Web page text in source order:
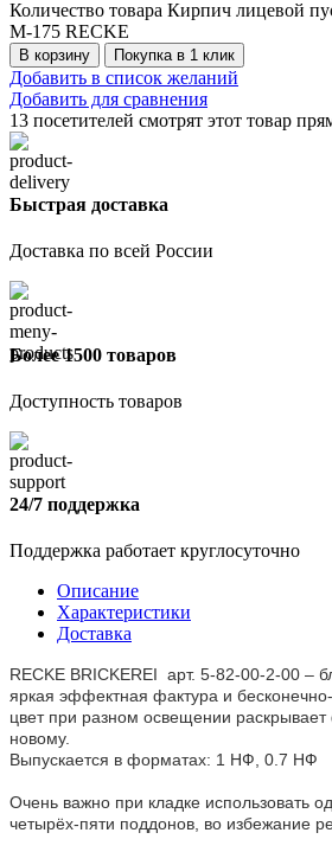
Количество товара Кирпич лицевой
М-175 RECKE
В корзину Покупка в 1 клик
Добавить в список желаний
Добавить для сравнения
13 посетителей смотрят этот товар
Быстрая доставка
Доставка по всей России
Более 1500 товаров
Доступность товаров
24/7 поддержка
Поддержка работает круглосуточно
Описание
Характеристики
Доставка
RECKE BRICKEREI арт. 5-82-00-2-00 –
яркая эффектная фактура и
цвет при разном освещении
новому.
Выпускается в форматах: 1 НФ, 0.7 НФ
Очень важно при кладке использовать
четырёх-пяти поддонов, во избежание